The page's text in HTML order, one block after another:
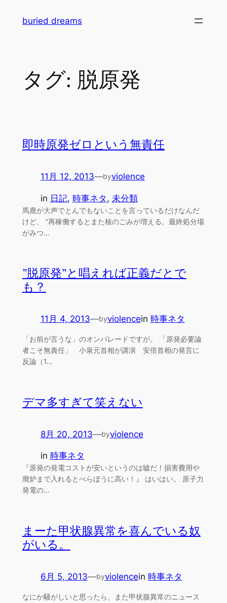
buried dreams
タグ: 脱原発
即時原発ゼロという無責任
11月 12, 2013—byviolence
in 日記, 時事ネタ , 未分類
馬鹿が大声でとんでもないことを言っているだけなんだ
けど、 ”再稼働するとまた核のごみが増える。最終処分場
がみつ…
”脱原発”と唱えれば正義だとで
も？
11月 4, 2013—byviolencein 時事ネタ
「お前が言うな」のオンパレードですが。 「原発必要論
者こそ無責任」 小泉元首相が講演 安倍首相の発言に
反論（1…
デマ多すぎて笑えない
8月 20, 2013—byviolence
in 時事ネタ
『原発の発電コストが安いというのは嘘だ！損害費用や
廃炉まで入れるとべらぼうに高い！』 はいはい。 原子力
発電の…
まーた甲状腺異常を喜んでいる奴
がいる。
6月 5, 2013—byviolencein 時事ネタ
なにか騒がしいと思ったら、また甲状腺異常のニュース